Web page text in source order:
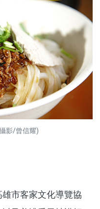
影/曾信耀)
市客家文化導覽協